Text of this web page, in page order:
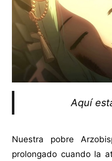
Aquí
Nuestra pobre
prolongado cuando la